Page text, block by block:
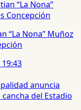
“La Nona” Muñoz